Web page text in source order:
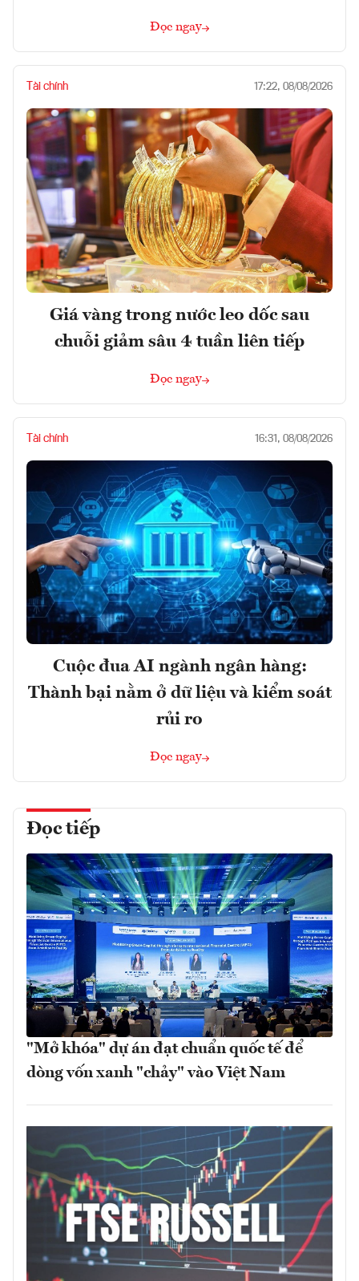
Đọc ngay
Tài chính 17:22, 08/08/2026
Giá vàng trong nước leo dốc sau
chuỗi giảm sâu 4 tuần liên tiếp
Đọc ngay
Tài chính 16:31, 08/08/2026
Cuộc đua AI ngành ngân hàng:
Thành bại nằm ở dữ liệu và kiểm soát
rủi ro
Đọc ngay
Đọc tiếp
"Mở khóa" dự án đạt chuẩn quốc tế để
dòng vốn xanh "chảy" vào Việt Nam